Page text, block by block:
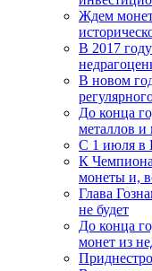
Ждем
В 2017
В новом
До конца
металлов и
С 1 июля в
К
монеты и,
Глава
не будет
До конца
монет из